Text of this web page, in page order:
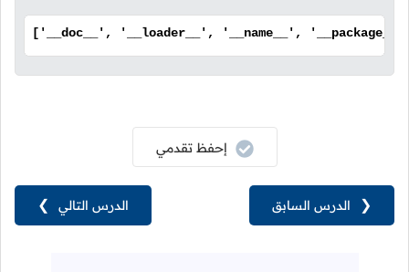
['__doc__', '__loader__', '__name__',
الدرس التالي ❯
إحفظ تقدمي
❮ الدرس السابق